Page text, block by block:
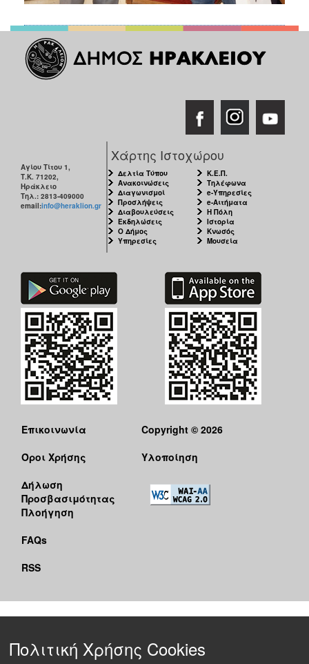
Αγίου Τίτου 1,
Τ.Κ. 71202,
Ηράκλειο
Τηλ.: 2813-409000
email:info@heraklion.gr
Χάρτης Ιστοχώρου
Δελτία Τύπου
Ανακοινώσεις
Διαγωνισμοί
Προσλήψεις
Διαβουλεύσεις
Εκδηλώσεις
Ο Δήμος
Υπηρεσίες
Κ.Ε.Π.
Τηλέφωνα
e-Υπηρεσίες
e-Αιτήματα
Η Πόλη
Ιστορία
Κνωσός
Μουσεία
Επικοινωνία
Όροι Χρήσης
Δήλωση
Προσβασιμότητας
Πλοήγηση
FAQs
RSS
Copyright © 2026
Υλοποίηση
Πολιτική Χρήσης Cookies